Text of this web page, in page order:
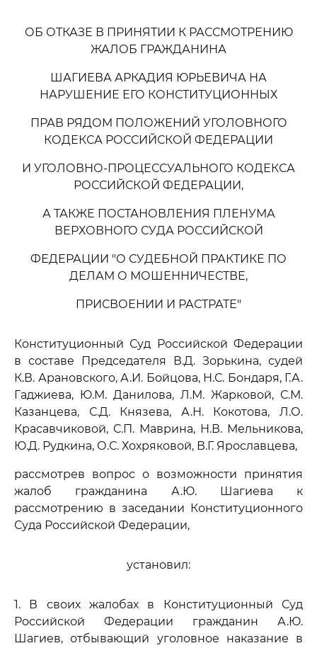
ОБ ОТКАЗЕ В ПРИНЯТИИ К РАССМОТРЕНИЮ
ЖАЛОБ ГРАЖДАНИНА
ШАГИЕВА АРКАДИЯ ЮРЬЕВИЧА НА
НАРУШЕНИЕ ЕГО КОНСТИТУЦИОННЫХ
ПРАВ РЯДОМ ПОЛОЖЕНИЙ УГОЛОВНОГО
КОДЕКСА РОССИЙСКОЙ ФЕДЕРАЦИИ
И УГОЛОВНО-ПРОЦЕССУАЛЬНОГО КОДЕКСА
РОССИЙСКОЙ ФЕДЕРАЦИИ,
А ТАКЖЕ ПОСТАНОВЛЕНИЯ ПЛЕНУМА
ВЕРХОВНОГО СУДА РОССИЙСКОЙ
ФЕДЕРАЦИИ "О СУДЕБНОЙ ПРАКТИКЕ ПО
ДЕЛАМ О МОШЕННИЧЕСТВЕ,
ПРИСВОЕНИИ И РАСТРАТЕ"
Конституционный Суд Российской Федерации
в составе Председателя В.Д. Зорькина, судей
К.В. Арановского, А.И. Бойцова, Н.С. Бондаря, Г.А.
Гаджиева, Ю.М. Данилова, Л.М. Жарковой, С.М.
Казанцева, С.Д. Князева, А.Н. Кокотова, Л.О.
Красавчиковой, С.П. Маврина, Н.В. Мельникова,
Ю.Д. Рудкина, О.С. Хохряковой, В.Г. Ярославцева,
рассмотрев вопрос о возможности принятия
жалоб гражданина А.Ю. Шагиева к
рассмотрению в заседании Конституционного
Суда Российской Федерации,
установил:
1. В своих жалобах в Конституционный Суд
Российской Федерации гражданин А.Ю.
Шагиев, отбывающий уголовное наказание в